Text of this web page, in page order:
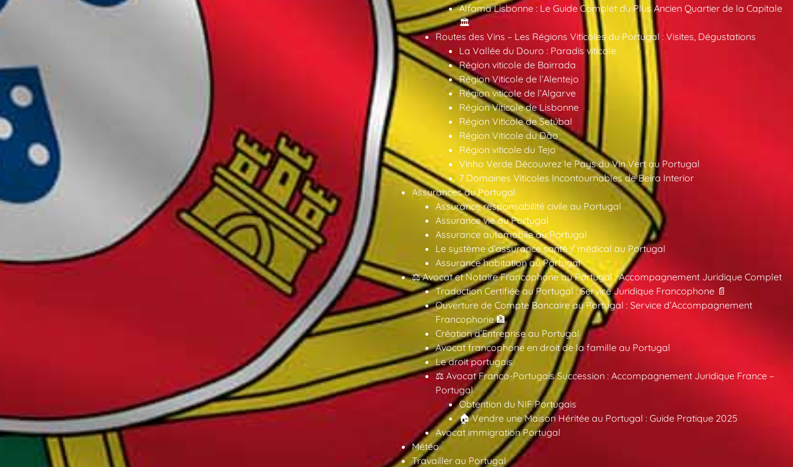
Alfama Lisbonne : Le Guide Complet du Plus Ancien Quartier de la Capitale
🏛️
Routes des Vins – Les Régions Viticoles du Portugal : Visites, Dégustations
La Vallée du Douro : Paradis viticole
Région viticole de Bairrada
Région Viticole de l’Alentejo
Région viticole de l’Algarve
Région Viticole de Lisbonne
Région Viticole de Setúbal
Région Viticole du Dão
Région viticole du Tejo
Vinho Verde Découvrez le Pays du Vin Vert au Portugal
7 Domaines Viticoles Incontournables de Beira Interior
Assurances au Portugal
Assurance responsabilité civile au Portugal
Assurance vie au Portugal
Assurance automobile au Portugal
Le système d’assurance santé / médical au Portugal
Assurance habitation au Portugal
⚖️ Avocat et Notaire Francophone au Portugal : Accompagnement Juridique Complet
Traduction Certifiée au Portugal : Service Juridique Francophone 📄
Ouverture de Compte Bancaire au Portugal : Service d’Accompagnement
Francophone 🏦
Création d’Entreprise au Portugal
Avocat francophone en droit de la famille au Portugal
Le droit portugais
⚖️ Avocat Franco-Portugais Succession : Accompagnement Juridique France –
Portugal
Obtention du NIF Portugais
🏠 Vendre une Maison Héritée au Portugal : Guide Pratique 2025
Avocat immigration Portugal
Météo
Travailler au Portugal